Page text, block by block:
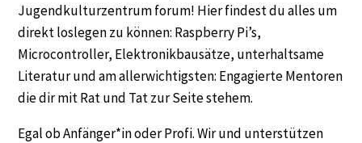
Jugendkulturzentrum forum! Hier findest du alles um
direkt loslegen zu können: Raspberry Pi’s,
Microcontroller, Elektronikbausätze, unterhaltsame
Literatur und am allerwichtigsten: Engagierte Mentoren
die dir mit Rat und Tat zur Seite stehem.
Egal ob Anfänger*in oder Profi. Wir und unterstützen